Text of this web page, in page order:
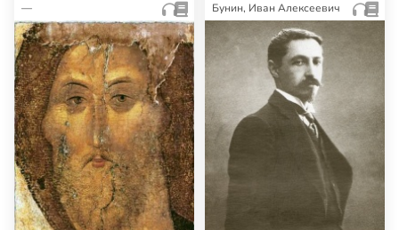
— Бунин, Иван Алексеевич